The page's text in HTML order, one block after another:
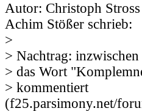
Autor: Christoph
Achim Stößer schrieb:
>
> Nachtrag:
> das Wort
> kommentiert
(f25.parsimony.net/